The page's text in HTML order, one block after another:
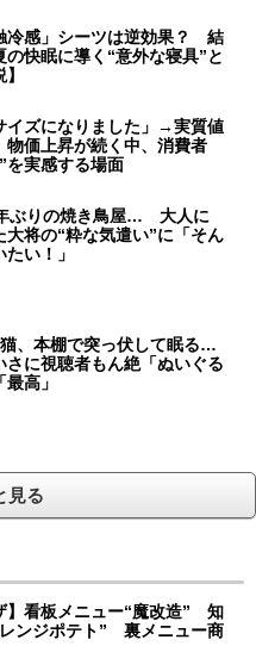
冷感」シーツは逆効果？ 結
の快眠に導く“意外な寝具”と
イズになりました」→実質値
価上昇が続く中、消費者
を実感する場面
年ぶりの焼き鳥屋… 大人に
大将の“粋な気遣い”に「そん
い！」
、本棚で突っ伏して眠る…
さに視聴者もん絶「ぬいぐる
高」
見る
】看板メニュー“魔改造” 知
ンジポテト” 裏メニュー商